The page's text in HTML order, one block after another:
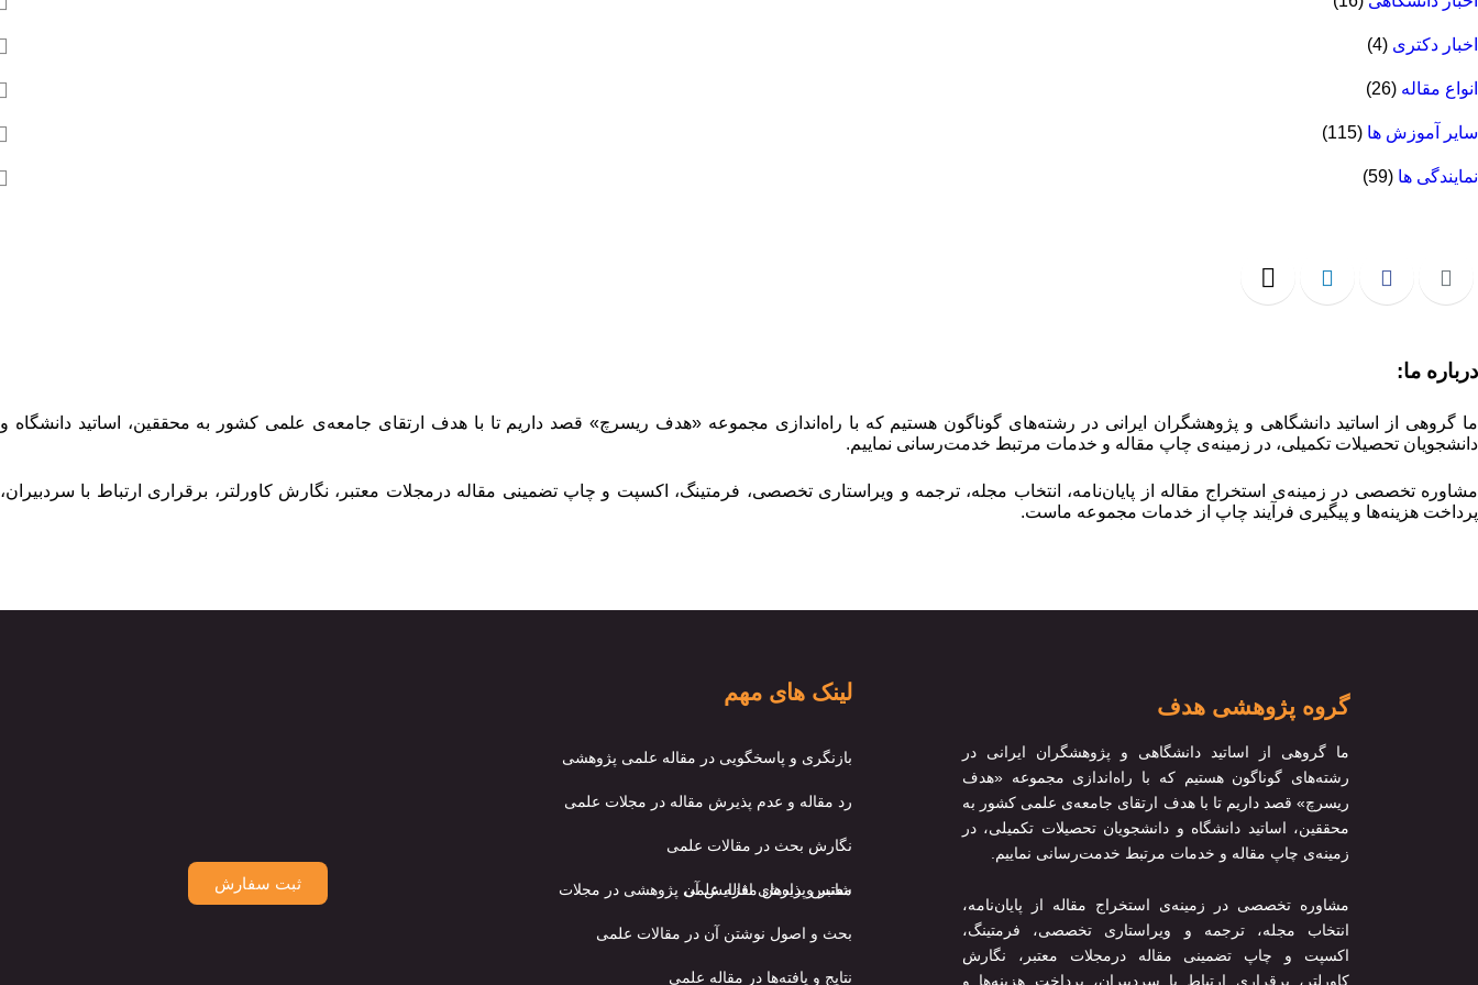
اخبار دکتری (4)
انواع مقاله (26)
سایر آموزش ها (115)
نمایندگی ها (59)
درباره ما:
ما گروهی از اساتید دانشگاهی و پژوهشگران ایرانی در رشته‌های گوناگون هستیم که با راه‌اندازی مجموعه «هدف ریسرچ» قصد داریم تا با هدف ارتقای جامعه‌ی علمی کشور به محققین، اساتید دانشگاه و
دانشجویان تحصیلات تکمیلی، در زمینه‌ی چاپ مقاله و خدمات مرتبط خدمت‌رسانی نماییم.
مشاوره تخصصی در زمینه‌ی استخراج مقاله از پایان‌نامه، انتخاب مجله، ترجمه و ویراستاری تخصصی، فرمتینگ، اکسپت و چاپ تضمینی مقاله درمجلات معتبر، نگارش کاورلتر، برقراری ارتباط با سردبیران،
پرداخت هزینه‌ها و پیگیری فرآیند چاپ از خدمات مجموعه ماست.
گروه پژوهشی هدف
ما گروهی از اساتید دانشگاهی و پژوهشگران ایرانی در
رشته‌های گوناگون هستیم که با راه‌اندازی مجموعه «هدف
ریسرچ» قصد داریم تا با هدف ارتقای جامعه‌ی علمی کشور به
محققین، اساتید دانشگاه و دانشجویان تحصیلات تکمیلی، در
زمینه‌ی چاپ مقاله و خدمات مرتبط خدمت‌رسانی نماییم.
مشاوره تخصصی در زمینه‌ی استخراج مقاله از پایان‌نامه،
انتخاب مجله، ترجمه و ویراستاری تخصصی، فرمتینگ،
اکسپت و چاپ تضمینی مقاله درمجلات معتبر، نگارش
کاورلتر، برقراری ارتباط با سردبیران، پرداخت هزینه‌ها و
لینک های مهم
بازنگری و پاسخگویی در مقاله علمی پژوهشی
رد مقاله و عدم پذیرش مقاله در مجلات علمی
نگارش بحث در مقالات علمی
شانس پذیرش مقاله علمی پژوهشی در مجلات معتبر و راه‌های افزایش آن
بحث و اصول نوشتن آن در مقالات علمی
نتایج و یافته‌ها در مقاله علمی
ثبت سفارش